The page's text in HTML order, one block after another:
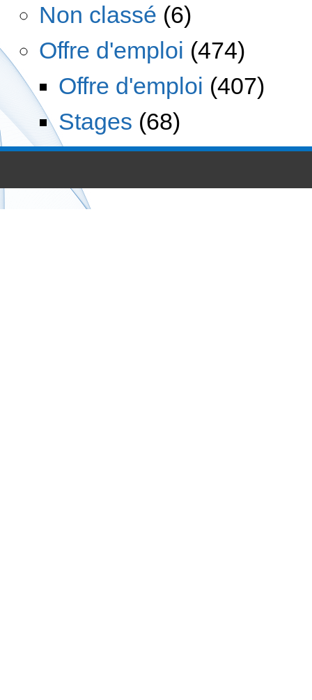
Non classé (6)
Offre d'emploi (474)
Offre d'emploi (407)
Stages (68)